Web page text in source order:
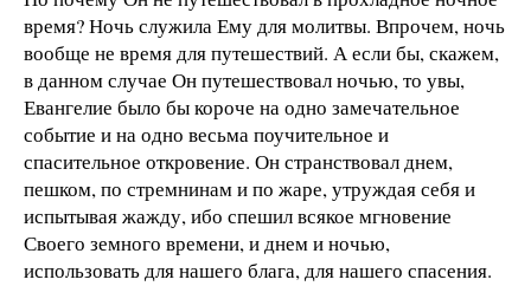
время? Ночь служила Ему для молитвы. Впрочем, ночь
вообще не время для путешествий. А если бы, скажем,
в данном случае Он путешествовал ночью, то увы,
Евангелие было бы короче на одно замечательное
событие и на одно весьма поучительное и
спасительное откровение. Он странствовал днем,
пешком, по стремнинам и по жаре, утруждая себя и
испытывая жажду, ибо спешил всякое мгновение
Своего земного времени, и днем и ночью,
использовать для нашего блага, для нашего спасения.